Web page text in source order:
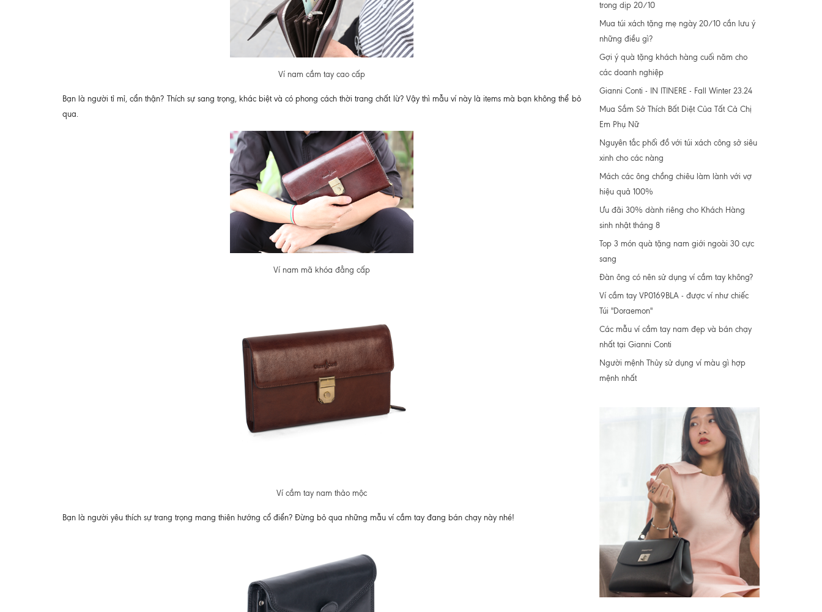
Ví nam cầm tay cao cấp
Bạn là người tỉ mỉ, cẩn thận? Thích sự sang trọng, khác biệt và có phong cách thời trang chất lừ? Vậy thì mẫu ví này là items mà bạn không thể bỏ
qua.
Ví nam mã khóa đẳng cấp
Ví cầm tay nam thảo mộc
Bạn là người yêu thích sự trang trọng mang thiên hướng cổ điển? Đừng bỏ qua những mẫu ví cầm tay đang bán chạy này nhé!
trong dịp 20/10
Mua túi xách tặng mẹ ngày 20/10 cần lưu ý
những điều gì?
Gợi ý quà tặng khách hàng cuối năm cho
các doanh nghiệp
Gianni Conti - IN ITINERE - Fall Winter 23.24
Mua Sắm Sở Thích Bất Diệt Của Tất Cả Chị
Em Phụ Nữ
Nguyên tắc phối đồ với túi xách công sở siêu
xinh cho các nàng
Mách các ông chồng chiêu làm lành với vợ
hiệu quả 100%
Ưu đãi 30% dành riêng cho Khách Hàng
sinh nhật tháng 8
Top 3 món quà tặng nam giới ngoài 30 cực
sang
Đàn ông có nên sử dụng ví cầm tay không?
Ví cầm tay VP0169BLA - được ví như chiếc
Túi "Doraemon"
Các mẫu ví cầm tay nam đẹp và bán chạy
nhất tại Gianni Conti
Người mệnh Thủy sử dụng ví màu gì hợp
mệnh nhất